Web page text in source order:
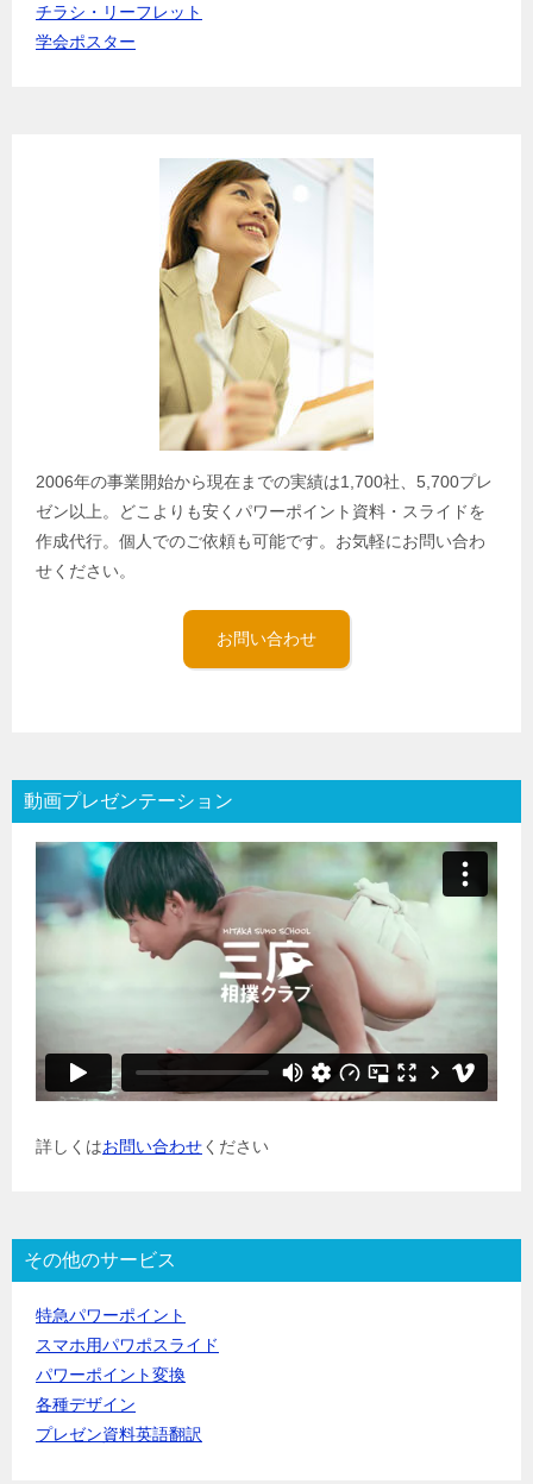
チラシ・リーフレット
学会ポスター
2006年の事業開始から現在までの実績は1,700社、5,700プレ
ゼン以上。どこよりも安くパワーポイント資料・スライドを
作成代行。個人でのご依頼も可能です。お気軽にお問い合わ
せください。
お問い合わせ
動画プレゼンテーション
詳しくはお問い合わせください
その他のサービス
特急パワーポイント
スマホ用パワポスライド
パワーポイント変換
各種デザイン
プレゼン資料英語翻訳